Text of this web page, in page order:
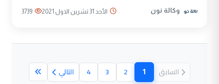
وكالة نون الأحد 31 تشرين الاول 2021 3739
السابق 1
(الصفحة الحالية)
2
3
4 التالي